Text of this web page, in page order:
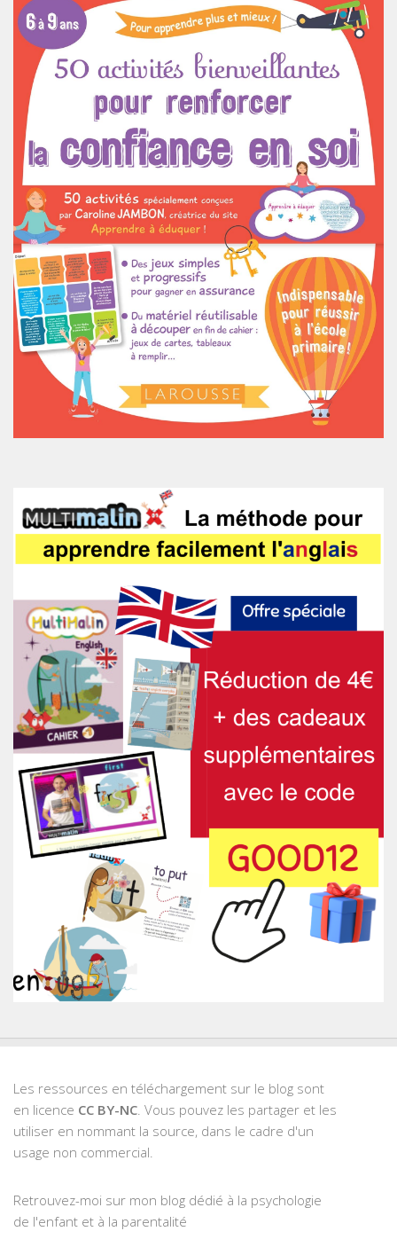
Les ressources en téléchargement sur le blog sont
en licence CC BY-NC. Vous pouvez les partager et les
utiliser en nommant la source, dans le cadre d'un
usage non commercial.
Retrouvez-moi sur mon blog dédié à la psychologie
de l'enfant et à la parentalité